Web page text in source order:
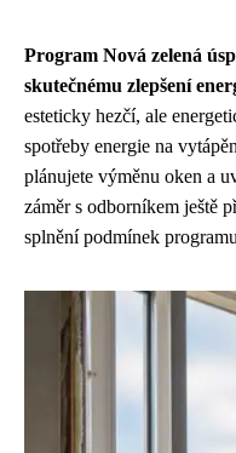
Program Nová zelená
skutečnému zlepšení
esteticky hezčí, ale
spotřeby energie na
plánujete výměnu oken a
záměr s odborníkem ještě
splnění podmínek